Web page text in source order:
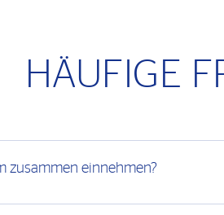
HÄUFIGE
zusammen einnehmen?